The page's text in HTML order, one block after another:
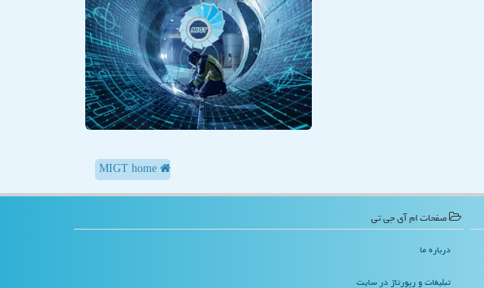
صفحات ام آی جی تی
درباره ما
تبلیغات و رپورتاژ در سایت